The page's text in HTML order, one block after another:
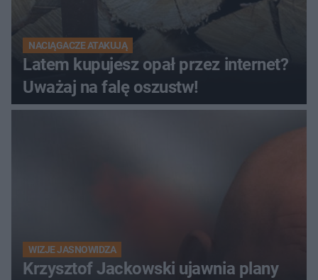
NACIĄGACZE ATAKUJĄ
Latem kupujesz opał przez internet?
Uważaj na falę oszustw!
WIZJE JASNOWIDZA
Krzysztof Jackowski ujawnia plany